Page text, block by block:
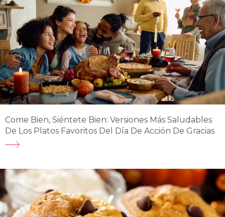
Come Bien, Siéntete Bien: Versiones Más Saludables
De Los Platos Favoritos Del Día De Acción De Gracias